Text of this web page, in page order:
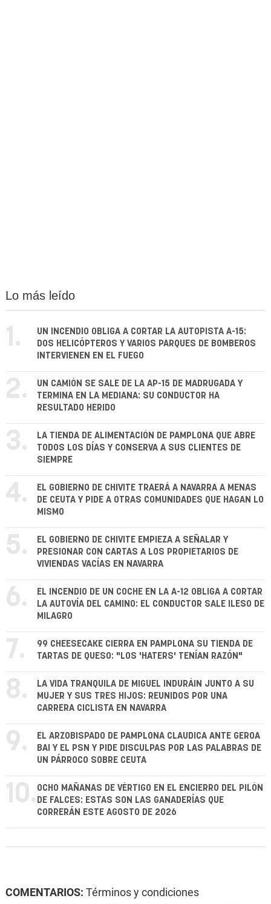
Lo más leído
1.
UN INCENDIO OBLIGA A CORTAR LA AUTOPISTA A-15:
DOS HELICÓPTEROS Y VARIOS PARQUES DE BOMBEROS
INTERVIENEN EN EL FUEGO
2.
UN CAMIÓN SE SALE DE LA AP-15 DE MADRUGADA Y
TERMINA EN LA MEDIANA: SU CONDUCTOR HA
RESULTADO HERIDO
3.
LA TIENDA DE ALIMENTACIÓN DE PAMPLONA QUE ABRE
TODOS LOS DÍAS Y CONSERVA A SUS CLIENTES DE
SIEMPRE
4.
EL GOBIERNO DE CHIVITE TRAERÁ A NAVARRA A MENAS
DE CEUTA Y PIDE A OTRAS COMUNIDADES QUE HAGAN LO
MISMO
5.
EL GOBIERNO DE CHIVITE EMPIEZA A SEÑALAR Y
PRESIONAR CON CARTAS A LOS PROPIETARIOS DE
VIVIENDAS VACÍAS EN NAVARRA
6.
EL INCENDIO DE UN COCHE EN LA A-12 OBLIGA A CORTAR
LA AUTOVÍA DEL CAMINO: EL CONDUCTOR SALE ILESO DE
MILAGRO
7.
99 CHEESECAKE CIERRA EN PAMPLONA SU TIENDA DE
TARTAS DE QUESO: "LOS 'HATERS' TENÍAN RAZÓN"
8.
LA VIDA TRANQUILA DE MIGUEL INDURÁIN JUNTO A SU
MUJER Y SUS TRES HIJOS: REUNIDOS POR UNA
CARRERA CICLISTA EN NAVARRA
9.
EL ARZOBISPADO DE PAMPLONA CLAUDICA ANTE GEROA
BAI Y EL PSN Y PIDE DISCULPAS POR LAS PALABRAS DE
UN PÁRROCO SOBRE CEUTA
10. OCHO MAÑANAS DE VÉRTIGO EN EL ENCIERRO DEL PILÓN
DE FALCES: ESTAS SON LAS GANADERÍAS QUE
CORRERÁN ESTE AGOSTO DE 2026
COMENTARIOS: Términos y condiciones